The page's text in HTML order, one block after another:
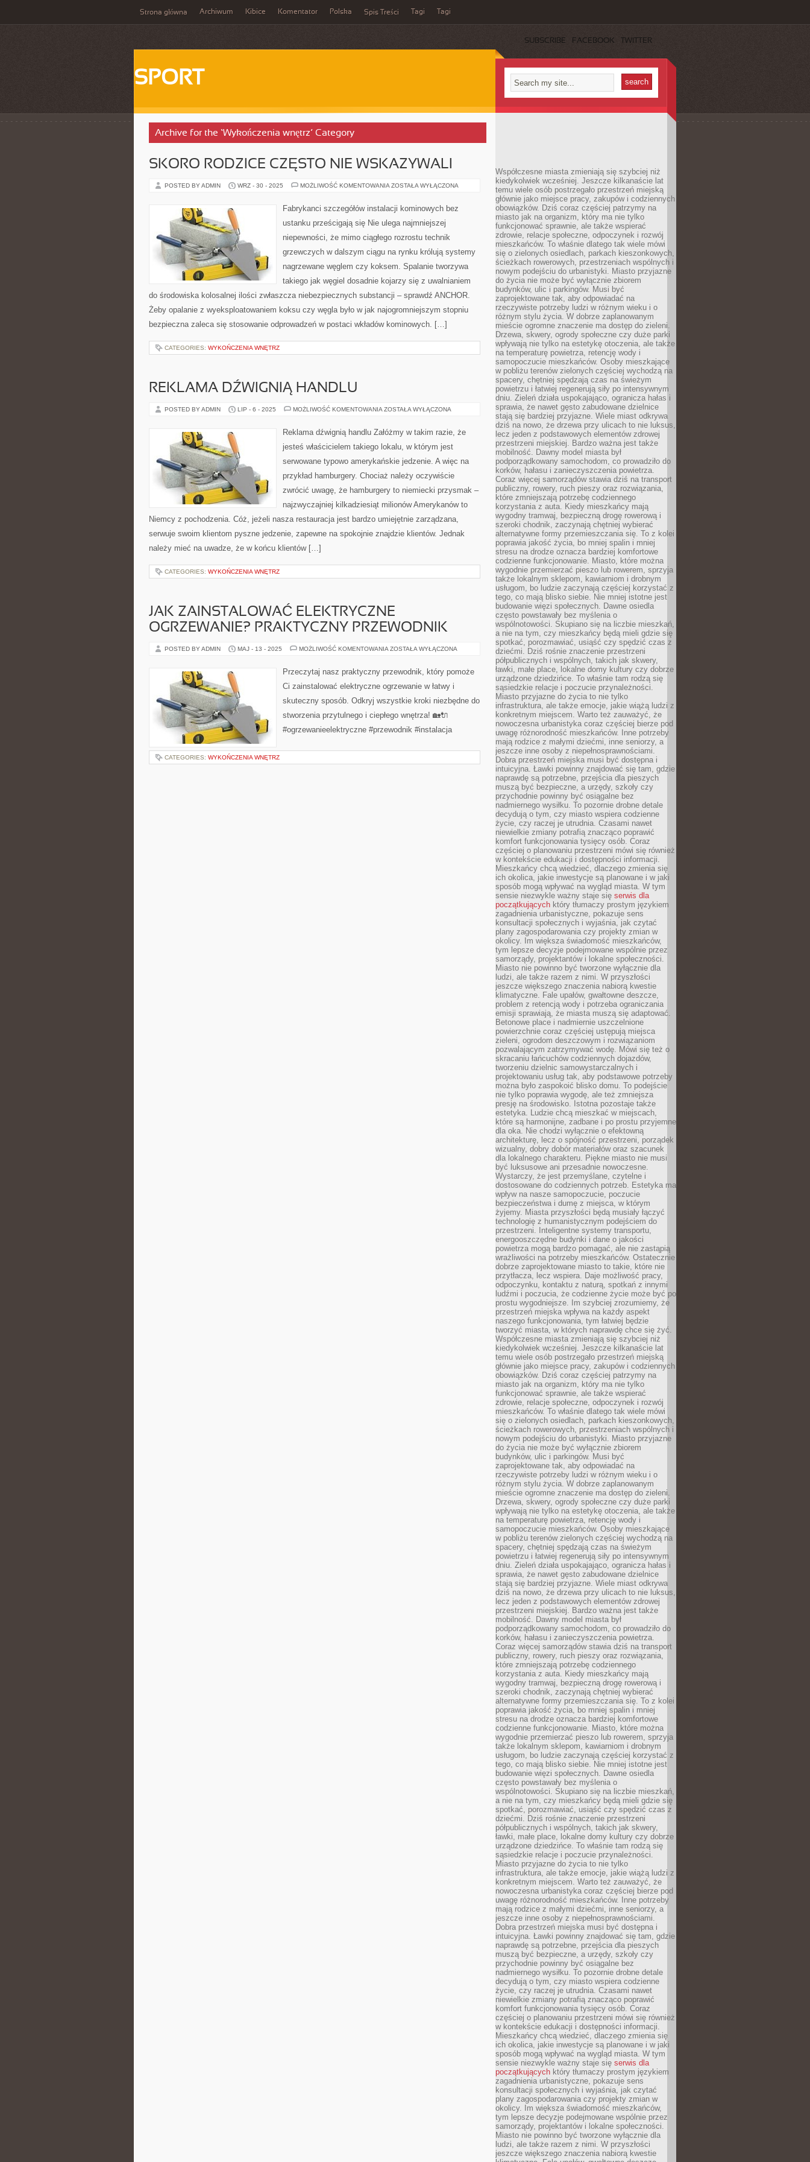
Strona główna Archiwum Kibice Komentator Polska Spis Treści Tagi Tagi
SUBSCRIBE FACEBOOK TWITTER
SPORT
Archive for the ‘Wykończenia wnętrz’ Category
SKORO RODZICE CZĘSTO NIE WSKAZYWALI
POSTED BY ADMIN WRZ - 30 - 2025 MOŻLIWOŚĆ KOMENTOWANIA SKORO
NIE
WSKAZYWALI
ZOSTAŁA WYŁĄCZONA
Fabrykanci szczegółów instalacji kominowych bez
ustanku prześcigają się Nie ulega najmniejszej
niepewności, że mimo ciągłego rozrostu technik
grzewczych w dalszym ciągu na rynku królują systemy
nagrzewane węglem czy koksem. Spalanie tworzywa
takiego jak węgiel dosadnie kojarzy się z uwalnianiem
do środowiska kolosalnej ilości zwłaszcza niebezpiecznych substancji – sprawdź ANCHOR.
Żeby opalanie z wyeksploatowaniem koksu czy węgla było w jak najogromniejszym stopniu
bezpieczna zaleca się stosowanie odprowadzeń w postaci wkładów kominowych. […]
CATEGORIES: WYKOŃCZENIA WNĘTRZ
REKLAMA DŹWIGNIĄ HANDLU
POSTED BY ADMIN LIP - 6 - 2025 MOŻLIWOŚĆ KOMENTOWANIA REKLAMA
ZOSTAŁA WYŁĄCZONA
Reklama dźwignią handlu Załóżmy w takim razie, że
jesteś właścicielem takiego lokalu, w którym jest
serwowane typowo amerykańskie jedzenie. A więc na
przykład hamburgery. Chociaż należy oczywiście
zwrócić uwagę, że hamburgery to niemiecki przysmak –
najzwyczajniej kilkadziesiąt milionów Amerykanów to
Niemcy z pochodzenia. Cóż, jeżeli nasza restauracja jest bardzo umiejętnie zarządzana,
serwuje swoim klientom pyszne jedzenie, zapewne na spokojnie znajdzie klientów. Jednak
należy mieć na uwadze, że w końcu klientów […]
CATEGORIES: WYKOŃCZENIA WNĘTRZ
JAK ZAINSTALOWAĆ ELEKTRYCZNE
OGRZEWANIE? PRAKTYCZNY PRZEWODNIK
POSTED BY ADMIN MAJ - 13 - 2025 MOŻLIWOŚĆ KOMENTOWANIA JAK
OGRZEWANIE?
PRAKTYCZNY
ZOSTAŁA WYŁĄCZONA
Przeczytaj nasz praktyczny przewodnik, który pomoże
Ci zainstalować elektryczne ogrzewanie w łatwy i
skuteczny sposób. Odkryj wszystkie kroki niezbędne do
stworzenia przytulnego i ciepłego wnętrza! 🏡🔌
#ogrzewanieelektryczne #przewodnik #instalacja
CATEGORIES: WYKOŃCZENIA WNĘTRZ
Współczesne miasta zmieniają się szybciej niż
kiedykolwiek wcześniej. Jeszcze kilkanaście lat
temu wiele osób postrzegało przestrzeń miejską
głównie jako miejsce pracy, zakupów i codziennych
obowiązków. Dziś coraz częściej patrzymy na
miasto jak na organizm, który ma nie tylko
funkcjonować sprawnie, ale także wspierać
zdrowie, relacje społeczne, odpoczynek i rozwój
mieszkańców. To właśnie dlatego tak wiele mówi
się o zielonych osiedlach, parkach kieszonkowych,
ścieżkach rowerowych, przestrzeniach wspólnych i
nowym podejściu do urbanistyki. Miasto przyjazne
do życia nie może być wyłącznie zbiorem
budynków, ulic i parkingów. Musi być
zaprojektowane tak, aby odpowiadać na
rzeczywiste potrzeby ludzi w różnym wieku i o
różnym stylu życia. W dobrze zaplanowanym
mieście ogromne znaczenie ma dostęp do zieleni.
Drzewa, skwery, ogrody społeczne czy duże parki
wpływają nie tylko na estetykę otoczenia, ale także
na temperaturę powietrza, retencję wody i
samopoczucie mieszkańców. Osoby mieszkające
w pobliżu terenów zielonych częściej wychodzą na
spacery, chętniej spędzają czas na świeżym
powietrzu i łatwiej regenerują siły po intensywnym
dniu. Zieleń działa uspokajająco, ogranicza hałas i
sprawia, że nawet gęsto zabudowane dzielnice
stają się bardziej przyjazne. Wiele miast odkrywa
dziś na nowo, że drzewa przy ulicach to nie luksus,
lecz jeden z podstawowych elementów zdrowej
przestrzeni miejskiej. Bardzo ważna jest także
mobilność. Dawny model miasta był
podporządkowany samochodom, co prowadziło do
korków, hałasu i zanieczyszczenia powietrza.
Coraz więcej samorządów stawia dziś na transport
publiczny, rowery, ruch pieszy oraz rozwiązania,
które zmniejszają potrzebę codziennego
korzystania z auta. Kiedy mieszkańcy mają
wygodny tramwaj, bezpieczną drogę rowerową i
szeroki chodnik, zaczynają chętniej wybierać
alternatywne formy przemieszczania się. To z kolei
poprawia jakość życia, bo mniej spalin i mniej
stresu na drodze oznacza bardziej komfortowe
codzienne funkcjonowanie. Miasto, które można
wygodnie przemierzać pieszo lub rowerem, sprzyja
także lokalnym sklepom, kawiarniom i drobnym
usługom, bo ludzie zaczynają częściej korzystać z
tego, co mają blisko siebie. Nie mniej istotne jest
budowanie więzi społecznych. Dawne osiedla
często powstawały bez myślenia o
wspólnotowości. Skupiano się na liczbie mieszkań,
a nie na tym, czy mieszkańcy będą mieli gdzie się
spotkać, porozmawiać, usiąść czy spędzić czas z
dziećmi. Dziś rośnie znaczenie przestrzeni
półpublicznych i wspólnych, takich jak skwery,
ławki, małe place, lokalne domy kultury czy dobrze
urządzone dziedzińce. To właśnie tam rodzą się
sąsiedzkie relacje i poczucie przynależności.
Miasto przyjazne do życia to nie tylko
infrastruktura, ale także emocje, jakie wiążą ludzi z
konkretnym miejscem. Warto też zauważyć, że
nowoczesna urbanistyka coraz częściej bierze pod
uwagę różnorodność mieszkańców. Inne potrzeby
mają rodzice z małymi dziećmi, inne seniorzy, a
jeszcze inne osoby z niepełnosprawnościami.
Dobra przestrzeń miejska musi być dostępna i
intuicyjna. Ławki powinny znajdować się tam, gdzie
naprawdę są potrzebne, przejścia dla pieszych
muszą być bezpieczne, a urzędy, szkoły czy
przychodnie powinny być osiągalne bez
nadmiernego wysiłku. To pozornie drobne detale
decydują o tym, czy miasto wspiera codzienne
życie, czy raczej je utrudnia. Czasami nawet
niewielkie zmiany potrafią znacząco poprawić
komfort funkcjonowania tysięcy osób. Coraz
częściej o planowaniu przestrzeni mówi się również
w kontekście edukacji i dostępności informacji.
Mieszkańcy chcą wiedzieć, dlaczego zmienia się
ich okolica, jakie inwestycje są planowane i w jaki
sposób mogą wpływać na wygląd miasta. W tym
sensie niezwykle ważny staje się serwis dla
początkujących który tłumaczy prostym językiem
zagadnienia urbanistyczne, pokazuje sens
konsultacji społecznych i wyjaśnia, jak czytać
plany zagospodarowania czy projekty zmian w
okolicy. Im większa świadomość mieszkańców,
tym lepsze decyzje podejmowane wspólnie przez
samorządy, projektantów i lokalne społeczności.
Miasto nie powinno być tworzone wyłącznie dla
ludzi, ale także razem z nimi. W przyszłości
jeszcze większego znaczenia nabiorą kwestie
klimatyczne. Fale upałów, gwałtowne deszcze,
problem z retencją wody i potrzeba ograniczania
emisji sprawiają, że miasta muszą się adaptować.
Betonowe place i nadmiernie uszczelnione
powierzchnie coraz częściej ustępują miejsca
zieleni, ogrodom deszczowym i rozwiązaniom
pozwalającym zatrzymywać wodę. Mówi się też o
skracaniu łańcuchów codziennych dojazdów,
tworzeniu dzielnic samowystarczalnych i
projektowaniu usług tak, aby podstawowe potrzeby
można było zaspokoić blisko domu. To podejście
nie tylko poprawia wygodę, ale też zmniejsza
presję na środowisko. Istotna pozostaje także
estetyka. Ludzie chcą mieszkać w miejscach,
które są harmonijne, zadbane i po prostu przyjemne
dla oka. Nie chodzi wyłącznie o efektowną
architekturę, lecz o spójność przestrzeni, porządek
wizualny, dobry dobór materiałów oraz szacunek
dla lokalnego charakteru. Piękne miasto nie musi
być luksusowe ani przesadnie nowoczesne.
Wystarczy, że jest przemyślane, czytelne i
dostosowane do codziennych potrzeb. Estetyka ma
wpływ na nasze samopoczucie, poczucie
bezpieczeństwa i dumę z miejsca, w którym
żyjemy. Miasta przyszłości będą musiały łączyć
technologię z humanistycznym podejściem do
przestrzeni. Inteligentne systemy transportu,
energooszczędne budynki i dane o jakości
powietrza mogą bardzo pomagać, ale nie zastąpią
wrażliwości na potrzeby mieszkańców. Ostatecznie
dobrze zaprojektowane miasto to takie, które nie
przytłacza, lecz wspiera. Daje możliwość pracy,
odpoczynku, kontaktu z naturą, spotkań z innymi
ludźmi i poczucia, że codzienne życie może być po
prostu wygodniejsze. Im szybciej zrozumiemy, że
przestrzeń miejska wpływa na każdy aspekt
naszego funkcjonowania, tym łatwiej będzie
tworzyć miasta, w których naprawdę chce się żyć.
Współczesne miasta zmieniają się szybciej niż
kiedykolwiek wcześniej. Jeszcze kilkanaście lat
temu wiele osób postrzegało przestrzeń miejską
głównie jako miejsce pracy, zakupów i codziennych
obowiązków. Dziś coraz częściej patrzymy na
miasto jak na organizm, który ma nie tylko
funkcjonować sprawnie, ale także wspierać
zdrowie, relacje społeczne, odpoczynek i rozwój
mieszkańców. To właśnie dlatego tak wiele mówi
się o zielonych osiedlach, parkach kieszonkowych,
ścieżkach rowerowych, przestrzeniach wspólnych i
nowym podejściu do urbanistyki. Miasto przyjazne
do życia nie może być wyłącznie zbiorem
budynków, ulic i parkingów. Musi być
zaprojektowane tak, aby odpowiadać na
rzeczywiste potrzeby ludzi w różnym wieku i o
różnym stylu życia. W dobrze zaplanowanym
mieście ogromne znaczenie ma dostęp do zieleni.
Drzewa, skwery, ogrody społeczne czy duże parki
wpływają nie tylko na estetykę otoczenia, ale także
na temperaturę powietrza, retencję wody i
samopoczucie mieszkańców. Osoby mieszkające
w pobliżu terenów zielonych częściej wychodzą na
spacery, chętniej spędzają czas na świeżym
powietrzu i łatwiej regenerują siły po intensywnym
dniu. Zieleń działa uspokajająco, ogranicza hałas i
sprawia, że nawet gęsto zabudowane dzielnice
stają się bardziej przyjazne. Wiele miast odkrywa
dziś na nowo, że drzewa przy ulicach to nie luksus,
lecz jeden z podstawowych elementów zdrowej
przestrzeni miejskiej. Bardzo ważna jest także
mobilność. Dawny model miasta był
podporządkowany samochodom, co prowadziło do
korków, hałasu i zanieczyszczenia powietrza.
Coraz więcej samorządów stawia dziś na transport
publiczny, rowery, ruch pieszy oraz rozwiązania,
które zmniejszają potrzebę codziennego
korzystania z auta. Kiedy mieszkańcy mają
wygodny tramwaj, bezpieczną drogę rowerową i
szeroki chodnik, zaczynają chętniej wybierać
alternatywne formy przemieszczania się. To z kolei
poprawia jakość życia, bo mniej spalin i mniej
stresu na drodze oznacza bardziej komfortowe
codzienne funkcjonowanie. Miasto, które można
wygodnie przemierzać pieszo lub rowerem, sprzyja
także lokalnym sklepom, kawiarniom i drobnym
usługom, bo ludzie zaczynają częściej korzystać z
tego, co mają blisko siebie. Nie mniej istotne jest
budowanie więzi społecznych. Dawne osiedla
często powstawały bez myślenia o
wspólnotowości. Skupiano się na liczbie mieszkań,
a nie na tym, czy mieszkańcy będą mieli gdzie się
spotkać, porozmawiać, usiąść czy spędzić czas z
dziećmi. Dziś rośnie znaczenie przestrzeni
półpublicznych i wspólnych, takich jak skwery,
ławki, małe place, lokalne domy kultury czy dobrze
urządzone dziedzińce. To właśnie tam rodzą się
sąsiedzkie relacje i poczucie przynależności.
Miasto przyjazne do życia to nie tylko
infrastruktura, ale także emocje, jakie wiążą ludzi z
konkretnym miejscem. Warto też zauważyć, że
nowoczesna urbanistyka coraz częściej bierze pod
uwagę różnorodność mieszkańców. Inne potrzeby
mają rodzice z małymi dziećmi, inne seniorzy, a
jeszcze inne osoby z niepełnosprawnościami.
Dobra przestrzeń miejska musi być dostępna i
intuicyjna. Ławki powinny znajdować się tam, gdzie
naprawdę są potrzebne, przejścia dla pieszych
muszą być bezpieczne, a urzędy, szkoły czy
przychodnie powinny być osiągalne bez
nadmiernego wysiłku. To pozornie drobne detale
decydują o tym, czy miasto wspiera codzienne
życie, czy raczej je utrudnia. Czasami nawet
niewielkie zmiany potrafią znacząco poprawić
komfort funkcjonowania tysięcy osób. Coraz
częściej o planowaniu przestrzeni mówi się również
w kontekście edukacji i dostępności informacji.
Mieszkańcy chcą wiedzieć, dlaczego zmienia się
ich okolica, jakie inwestycje są planowane i w jaki
sposób mogą wpływać na wygląd miasta. W tym
sensie niezwykle ważny staje się serwis dla
początkujących który tłumaczy prostym językiem
zagadnienia urbanistyczne, pokazuje sens
konsultacji społecznych i wyjaśnia, jak czytać
plany zagospodarowania czy projekty zmian w
okolicy. Im większa świadomość mieszkańców,
tym lepsze decyzje podejmowane wspólnie przez
samorządy, projektantów i lokalne społeczności.
Miasto nie powinno być tworzone wyłącznie dla
ludzi, ale także razem z nimi. W przyszłości
jeszcze większego znaczenia nabiorą kwestie